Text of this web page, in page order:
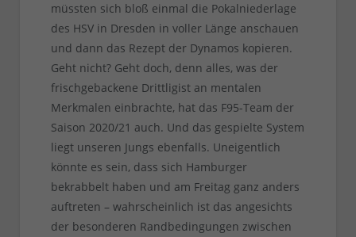
müssten sich bloß einmal die Pokalniederlage
des HSV in Dresden in voller Länge anschauen
und dann das Rezept der Dynamos kopieren.
Geht nicht? Geht doch, denn alles, was der
frischgebackene Drittligist an mentalen
Merkmalen einbrachte, hat das F95-Team der
Saison 2020/21 auch. Und das gespielte System
liegt unseren Jungs ebenfalls. Uneigentlich
könnte es sein, dass sich Hamburger
bekrabbelt haben und am Freitag ganz anders
auftreten – wahrscheinlich ist das angesichts
der besonderen Randbedingungen zwischen